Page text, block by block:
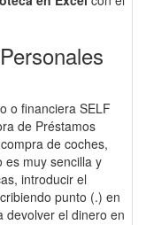
o financiera SELF
de Préstamos
de coches,
es muy sencilla y
introducir el
punto (.) en
devolver el dinero en